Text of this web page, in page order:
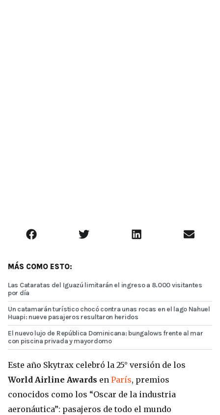
MÁS COMO ESTO:
Las Cataratas del Iguazú limitarán el ingreso a 8.000 visitantes
por día
Un catamarán turístico chocó contra unas rocas en el lago Nahuel
Huapi: nueve pasajeros resultaron heridos
El nuevo lujo de República Dominicana: bungalows frente al mar
con piscina privada y mayordomo
Este año Skytrax celebró la 25° versión de los
World Airline Awards en París, premios
conocidos como los “Oscar de la industria
aeronáutica”: pasajeros de todo el mundo